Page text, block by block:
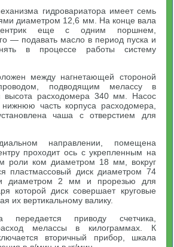
гидровариатора имеет семь
диаметром 12,6 мм. На конце вала
еще с одним поршнем,
— подавать масло в период пуска и
в процессе работы систему
между нагнетающей стороной
подводящим мелассу в
высота расходомера 340 мм. Насос
часть корпуса расходомера,
чаша с отверстием для
направлении, помещена
проходит ось с укрепленным на
роли ком диаметром 18 мм, вокруг
пластмассовый диск диаметром 74
диаметром 2 мм и прорезью для
которой диск совершает круговые
их вертикальному валику.
передается приводу счетчика,
мелассы в килограммах. К
вторичный прибор, шкала